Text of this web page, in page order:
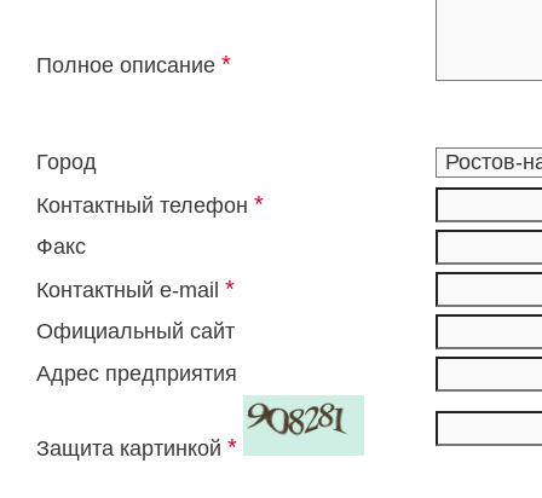
Полное описание *
Город
Контактный телефон *
Факс
Контактный e-mail *
Официальный сайт
Адрес предприятия
Защита картинкой *